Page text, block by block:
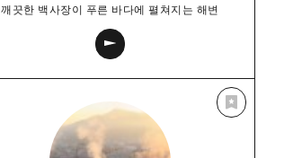
깨끗한 백사장이 푸른 바다에 펼쳐지는 해변